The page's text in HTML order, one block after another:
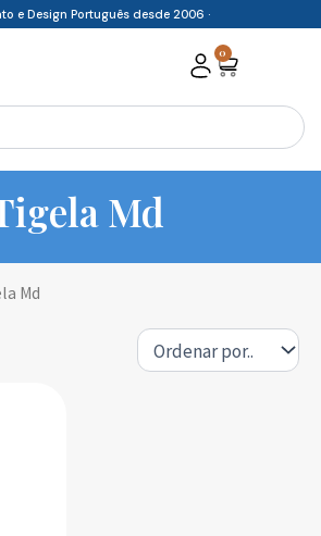
e Design Português desde 2006 ·
0
Cart
Md
Md